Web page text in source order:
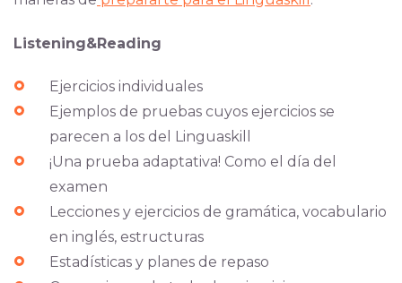
Listening&Reading
Ejercicios individuales
Ejemplos de pruebas cuyos ejercicios se
parecen a los del Linguaskill
¡Una prueba adaptativa! Como el día del
examen
Lecciones y ejercicios de gramática, vocabulario
en inglés, estructuras
Estadísticas y planes de repaso